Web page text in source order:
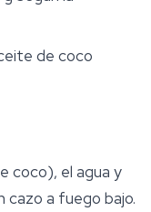
de coco
coco), el agua y
cazo a fuego bajo.